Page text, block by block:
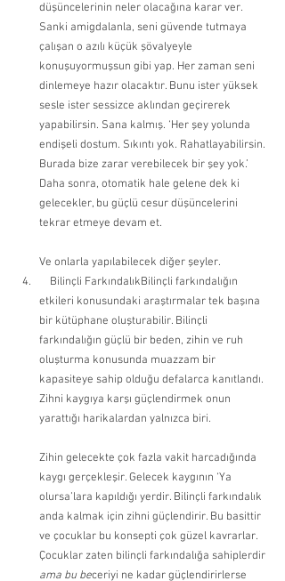
düşüncelerinin neler olacağına karar ver.
Sanki amigdalanla, seni güvende tutmaya
çalışan o azılı küçük şövalyeyle
konuşuyormuşsun gibi yap. Her zaman seni
dinlemeye hazır olacaktır. Bunu ister yüksek
sesle ister sessizce aklından geçirerek
yapabilirsin. Sana kalmış. ‘Her şey yolunda
endişeli dostum. Sıkıntı yok. Rahatlayabilirsin.
Burada bize zarar verebilecek bir şey yok.’
Daha sonra, otomatik hale gelene dek ki
gelecekler, bu güçlü cesur düşüncelerini
tekrar etmeye devam et.
Ve onlarla yapılabilecek diğer şeyler.
etkileri konusundaki araştırmalar tek başına
bir kütüphane oluşturabilir. Bilinçli
farkındalığın güçlü bir beden, zihin ve ruh
oluşturma konusunda muazzam bir
kapasiteye sahip olduğu defalarca kanıtlandı.
Zihni kaygıya karşı güçlendirmek onun
yarattığı harikalardan yalnızca biri.
Zihin gelecekte çok fazla vakit harcadığında
kaygı gerçekleşir. Gelecek kaygının ‘Ya
olursa’lara kapıldığı yerdir. Bilinçli farkındalık
anda kalmak için zihni güçlendirir. Bu basittir
ve çocuklar bu konsepti çok güzel kavrarlar.
Çocuklar zaten bilinçli farkındalığa sahiplerdir
ama bu beceriyi ne kadar güçlendirirlerse